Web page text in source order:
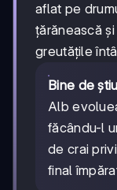
aflat pe
țărănească
greutățile
Bine de
Alb
făcându-l
de crai
final